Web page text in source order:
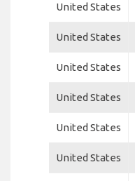
United States
United States
United States
United States
United States
United States